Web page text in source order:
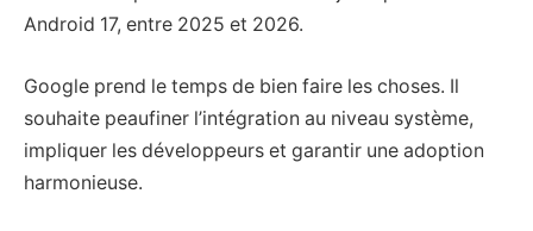
Android 17, entre 2025 et 2026.
Google prend le temps de bien faire les choses. Il
souhaite peaufiner l’intégration au niveau système,
impliquer les développeurs et garantir une adoption
harmonieuse.